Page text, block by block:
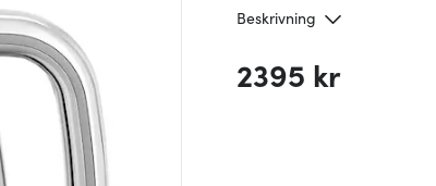
Beskrivning
2395 kr